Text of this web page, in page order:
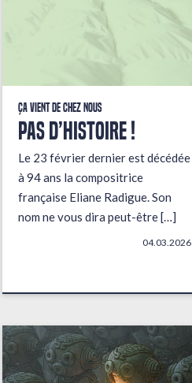
Ça vient de chez nous
PAS D’HISTOIRE !
Le 23 février dernier est décédée
à 94 ans la compositrice
française Eliane Radigue. Son
nom ne vous dira peut-être […]
04.03.2026